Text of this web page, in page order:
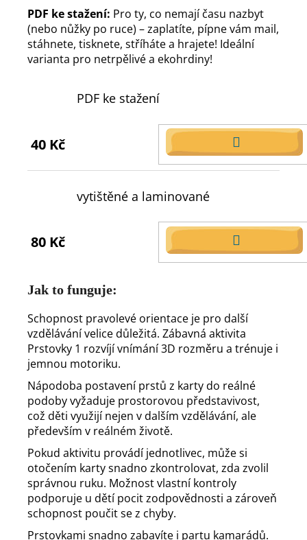
PDF ke stažení: Pro ty, co nemají času nazbyt
(nebo nůžky po ruce) – zaplatíte, pípne vám mail,
stáhnete, tisknete, stříháte a hrajete! Ideální
varianta pro netrpělivé a ekohrdiny!
PDF ke stažení
40 Kč
DO
KOŠÍKU
vytištěné a laminované
80 Kč
DO
KOŠÍKU
Jak to funguje:
Schopnost pravolevé orientace je pro další
vzdělávání velice důležitá. Zábavná aktivita
Prstovky 1 rozvíjí vnímání 3D rozměru a trénuje i
jemnou motoriku.
Nápodoba postavení prstů z karty do reálné
podoby vyžaduje prostorovou představivost,
což děti využijí nejen v dalším vzdělávání, ale
především v reálném životě.
Pokud aktivitu provádí jednotlivec, může si
otočením karty snadno zkontrolovat, zda zvolil
správnou ruku. Možnost vlastní kontroly
podporuje u dětí pocit zodpovědnosti a zároveň
schopnost poučit se z chyby.
Prstovkami snadno zabavíte i partu kamarádů.